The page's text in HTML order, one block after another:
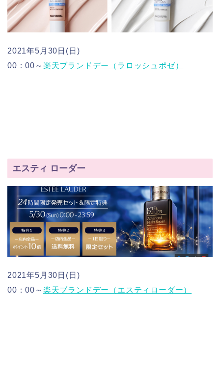
2021年5月30日(日)
00：00～ 楽天ブランドデー（ラロッシュポゼ）
エスティ ローダー
2021年5月30日(日)
00：00～ 楽天ブランドデー（エスティローダー）